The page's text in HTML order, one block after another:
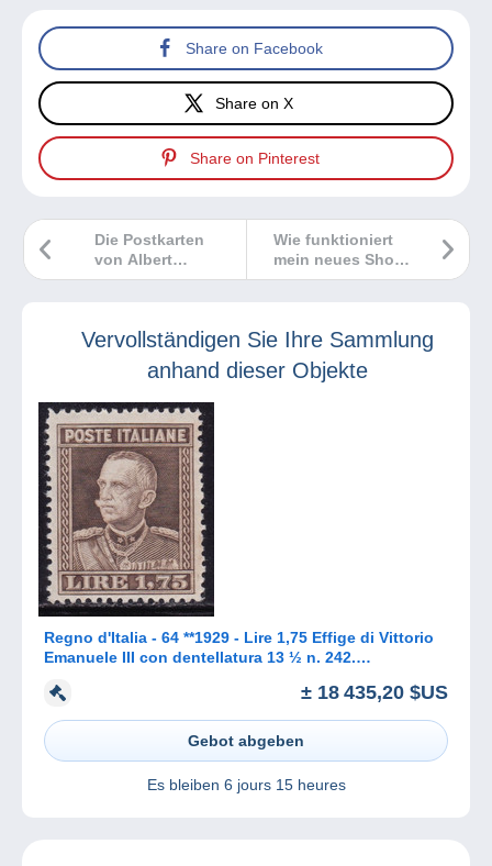
Share on Facebook
Share on X
Share on Pinterest
Wie funktioniert
mein neues Shop-
Abonnement?
Die Postkarten
von Albert
Bergeret
Vervollständigen Sie Ihre Sammlung
anhand dieser Objekte
Regno d'Italia - 64 **1929 - Lire 1,75 Effige di Vittorio
Emanuele III con dentellatura 13 ½ n. 242.
± 18 435,20 $US
Gebot abgeben
Es bleiben 6 jours 15 heures